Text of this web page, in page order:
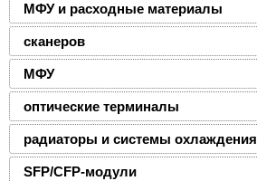
МФУ и расходные материалы
сканеров
МФУ
оптические терминалы
радиаторы и системы охлаждения
SFP/CFP-модули